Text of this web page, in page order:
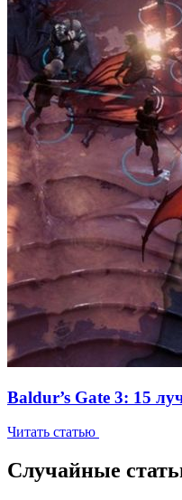
Baldur’s Gate 3: 15
Читать статью
Случайные